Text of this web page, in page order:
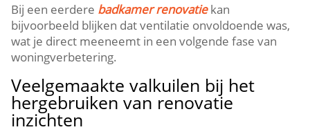
Bij een eerdere badkamer renovatiekan
bijvoorbeeld blijken dat ventilatie onvoldoende was,
wat je direct meeneemt in een volgende fase van
woningverbetering.​
Veelgemaakte valkuilen bij het
hergebruiken van renovatie
inzichten